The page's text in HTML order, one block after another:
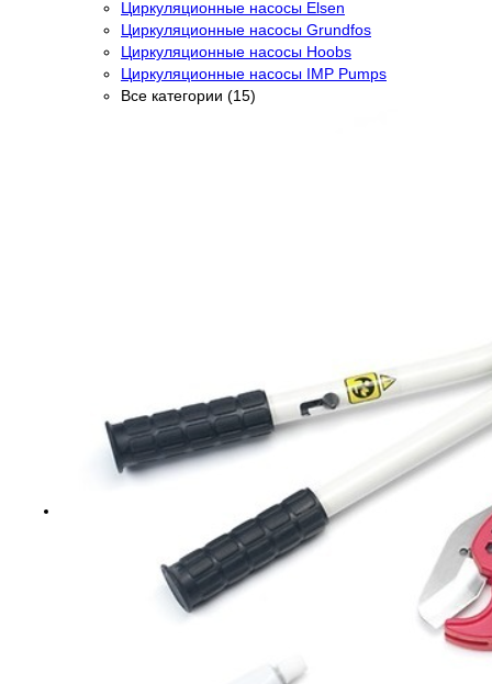
Циркуляционные насосы Elsen
Циркуляционные насосы Grundfos
Циркуляционные насосы Hoobs
Циркуляционные насосы IMP Pumps
Все категории (15)